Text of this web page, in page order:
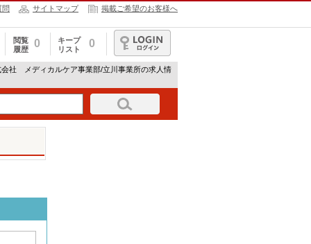
問 サイトマップ 掲載ご希望のお客様へ
閲覧
履歴
0
キープ
リスト
0
ログイン
社 メディカルケア事業部/立川事業所の求人情